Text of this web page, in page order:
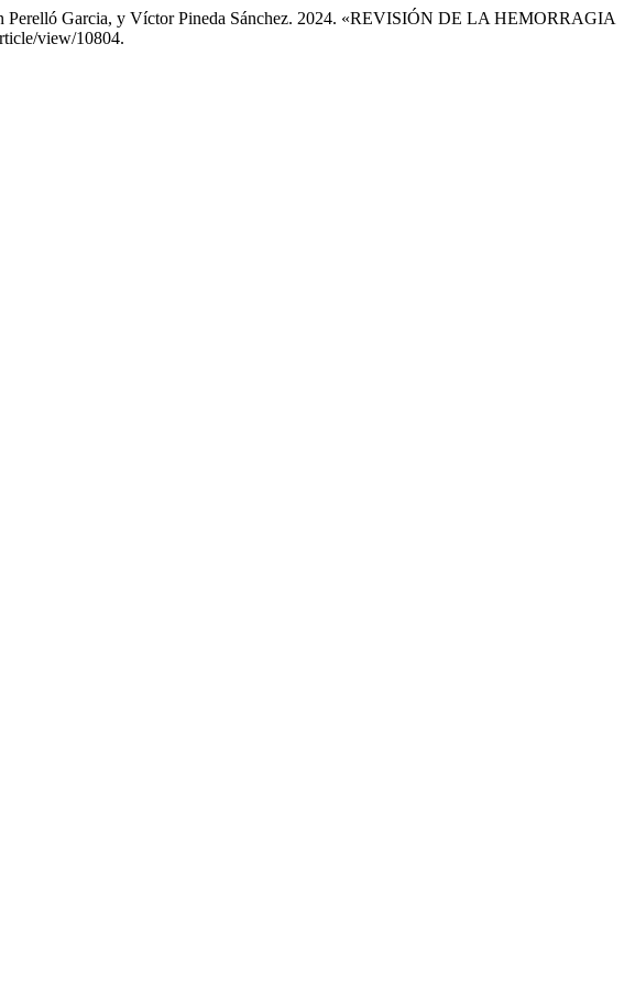
Perelló Garcia, y Víctor Pineda Sánchez. 2024. «REVISIÓN DE LA HEMORRAGIA
view/10804.